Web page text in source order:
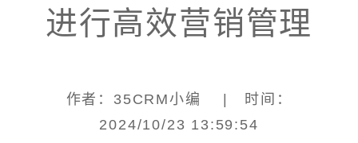
进行高效营销管理
作者：35CRM小编 | 时间：
2024/10/23 13:59:54